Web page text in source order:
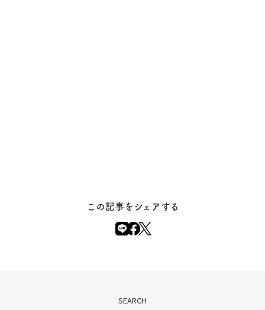
この記事をシェアする
SEARCH